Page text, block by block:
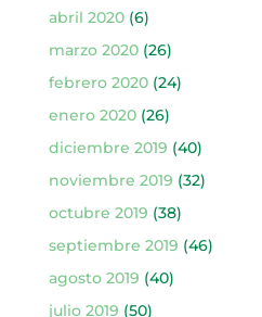
abril 2020(6)
marzo 2020(26)
febrero 2020(24)
enero 2020(26)
diciembre 2019 (40)
noviembre 2019 (32)
octubre 2019 (38)
septiembre 2019 (46)
agosto 2019 (40)
julio 2019 (50)